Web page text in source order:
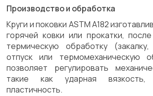
Производство и обработка
Круги и поковки ASTM A182
горячей ковки или прокатки,
термическую обработку
отпуск или термомеханическую
позволяет регулировать
такие как ударная
пластичность.